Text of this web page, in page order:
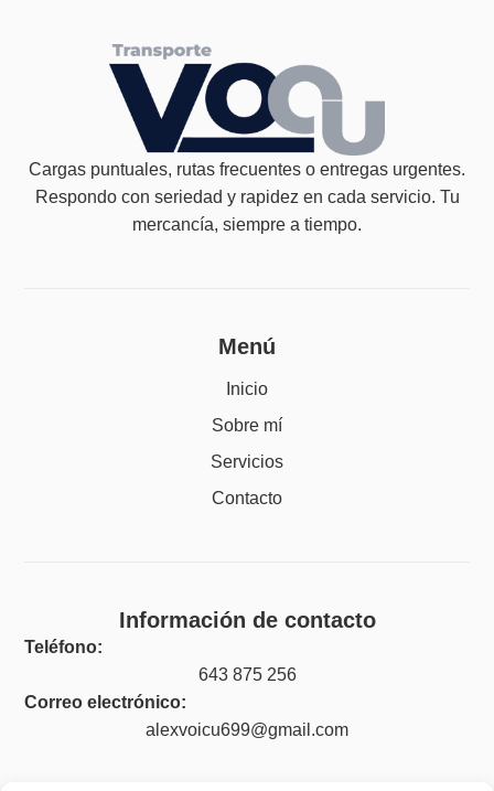
Cargas puntuales, rutas frecuentes o entregas urgentes.
Respondo con seriedad y rapidez en cada servicio. Tu
mercancía, siempre a tiempo.
Menú
Inicio
Sobre mí
Servicios
Contacto
Información de contacto
Teléfono:
643 875 256
Correo electrónico:
alexvoicu699@gmail.com